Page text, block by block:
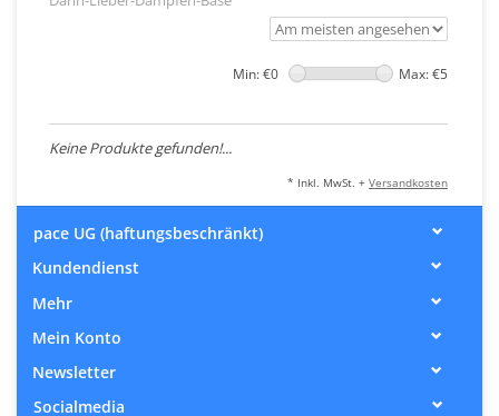
Min: €0 Max: €5
Keine Produkte gefunden!...
* Inkl. MwSt. + Versandkosten
pace UG (haftungsbeschränkt)
Kundendienst
Mehr
Mein Konto
Newsletter
Socialmedia